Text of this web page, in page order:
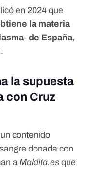
en 2024 que
la materia
de España,
la supuesta
con Cruz
contenido
donada con
a Maldita.es que